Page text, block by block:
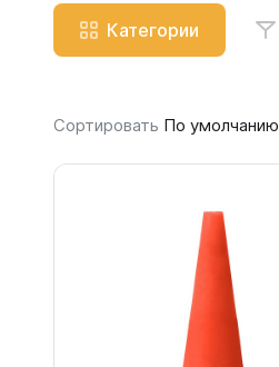
Категории
Сортировать По умолчанию